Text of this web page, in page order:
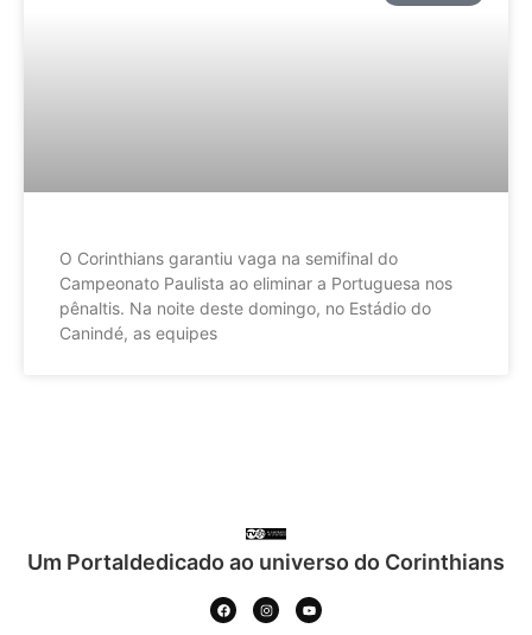
O Corinthians garantiu vaga na semifinal do
Campeonato Paulista ao eliminar a Portuguesa nos
pênaltis. Na noite deste domingo, no Estádio do
Canindé, as equipes
Um Portaldedicado ao universo do Corinthians